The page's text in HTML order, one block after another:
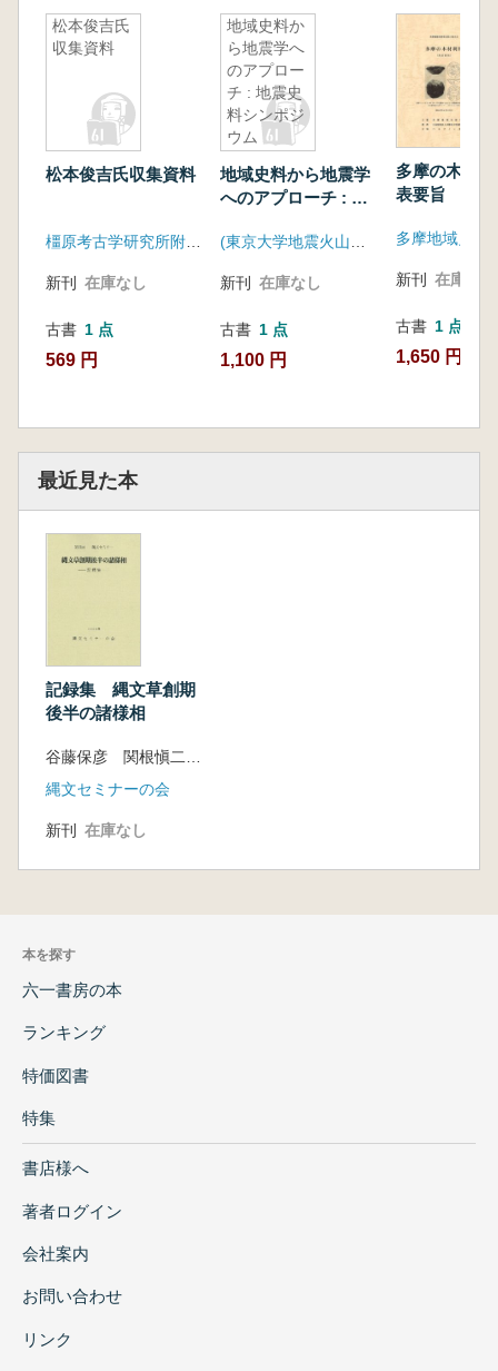
松本俊吉氏
収集資料
松本俊吉氏収集資料
新刊 在庫なし
古書 1 点
569 円
地域史料か
ら地震学へ
のアプロー
チ : 地震史
料シンポジ
ウム
地域史料から地震学
へのアプローチ : 地
新刊 在庫なし
古書 1 点
1,100 円
多摩の木材
表要旨
多摩地域史研
新刊 在庫なし
古書 1 点
1,650 円
最近見た本
記録集 縄文草創期
後半の諸様相
縄文セミナーの会
新刊 在庫なし
本を探す
六一書房の本
ランキング
特価図書
特集
書店様へ
著者ログイン
会社案内
お問い合わせ
リンク